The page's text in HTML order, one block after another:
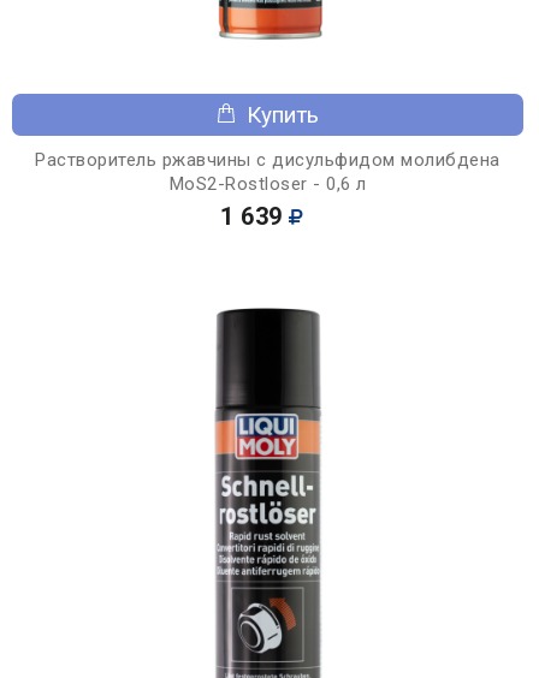
Купить
Растворитель ржавчины с дисульфидом молибдена
MoS2-Rostloser - 0,6 л
1 639